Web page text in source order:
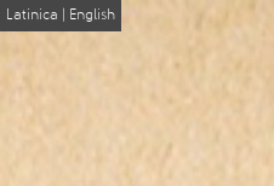
Latinica English